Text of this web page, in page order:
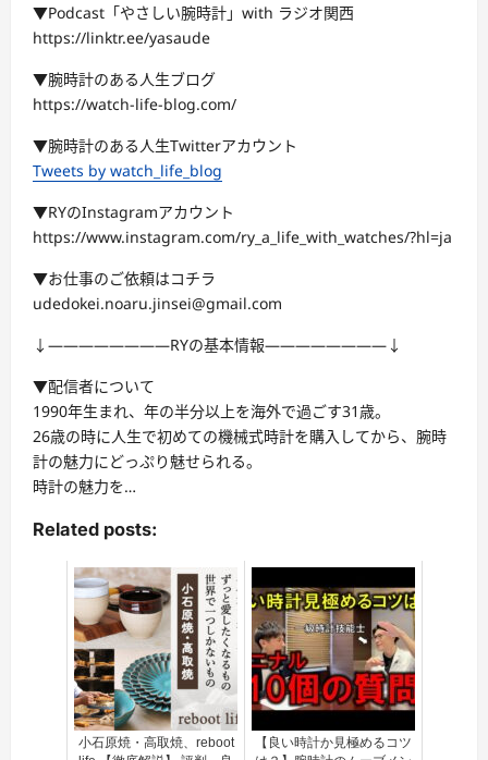
▼Podcast「やさしい腕時計」with ラジオ関西
https://linktr.ee/yasaude
▼腕時計のある人生ブログ
https://watch-life-blog.com/
▼腕時計のある人生Twitterアカウント
Tweets by watch_life_blog
▼RYのInstagramアカウント
https://www.instagram.com/ry_a_life_with_watches/?hl=ja
▼お仕事のご依頼はコチラ
udedokei.noaru.jinsei@gmail.com
↓————————RYの基本情報————————↓
▼配信者について
1990年生まれ、年の半分以上を海外で過ごす31歳。
26歳の時に人生で初めての機械式時計を購入してから、腕時
計の魅力にどっぷり魅せられる。
時計の魅力を…
Related posts:
小石原焼・高取焼、reboot
【良い時計か見極めるコツ